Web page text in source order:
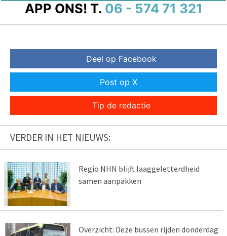
APP ONS! T. 06 - 574 71 321
Deel op Facebook
Post op X
Tip de redactie
VERDER IN HET NIEUWS:
Regio NHN blijft laaggeletterdheid
samen aanpakken
Overzicht: Deze bussen rijden donderdag